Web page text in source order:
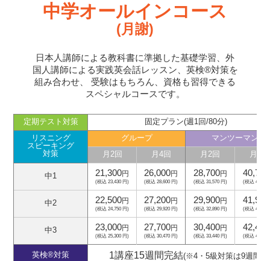
中学オールインコース
(月謝)
日本人講師による教科書に準拠した基礎学習、外
国人講師による実践英会話レッスン、英検®対策を
組み合わせ、
受験はもちろん、資格も習得できる
スペシャルコースです。
定期テスト対策
固定プラン(週1回/80分)
リスニング
スピーキング
対策
グループ
マンツーマン
月2回
月4回 月2回 月4回
中1 21,300円
(税込 23,430 円)
26,000円
(税込 28,600 円)
28,700円
(税込 31,570 円)
40,700
(税込 44,770
中2 22,500円
(税込 24,750 円)
27,200円
(税込 29,920 円)
29,900円
(税込 32,890 円)
41,900
(税込 46,090
中3 23,000円
(税込 25,300 円)
27,700円
(税込 30,470 円)
30,400円
(税込 33,440 円)
42,400
(税込 46,640
英検®対策 1講座15週間完結(※4・5級対策は9週間)